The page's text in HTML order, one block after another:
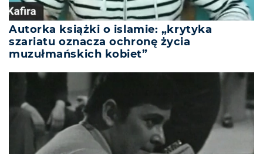
Autorka książki o islamie: „krytyka
szariatu oznacza ochronę życia
muzułmańskich kobiet”